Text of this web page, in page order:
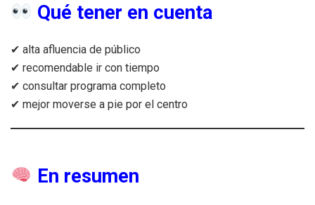
Qué tener en cuenta
✔ alta afluencia de público
✔ recomendable ir con tiempo
✔ consultar programa completo
✔ mejor moverse a pie por el centro
En resumen